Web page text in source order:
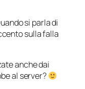
si parla di
sulla falla
anche dai
al server?